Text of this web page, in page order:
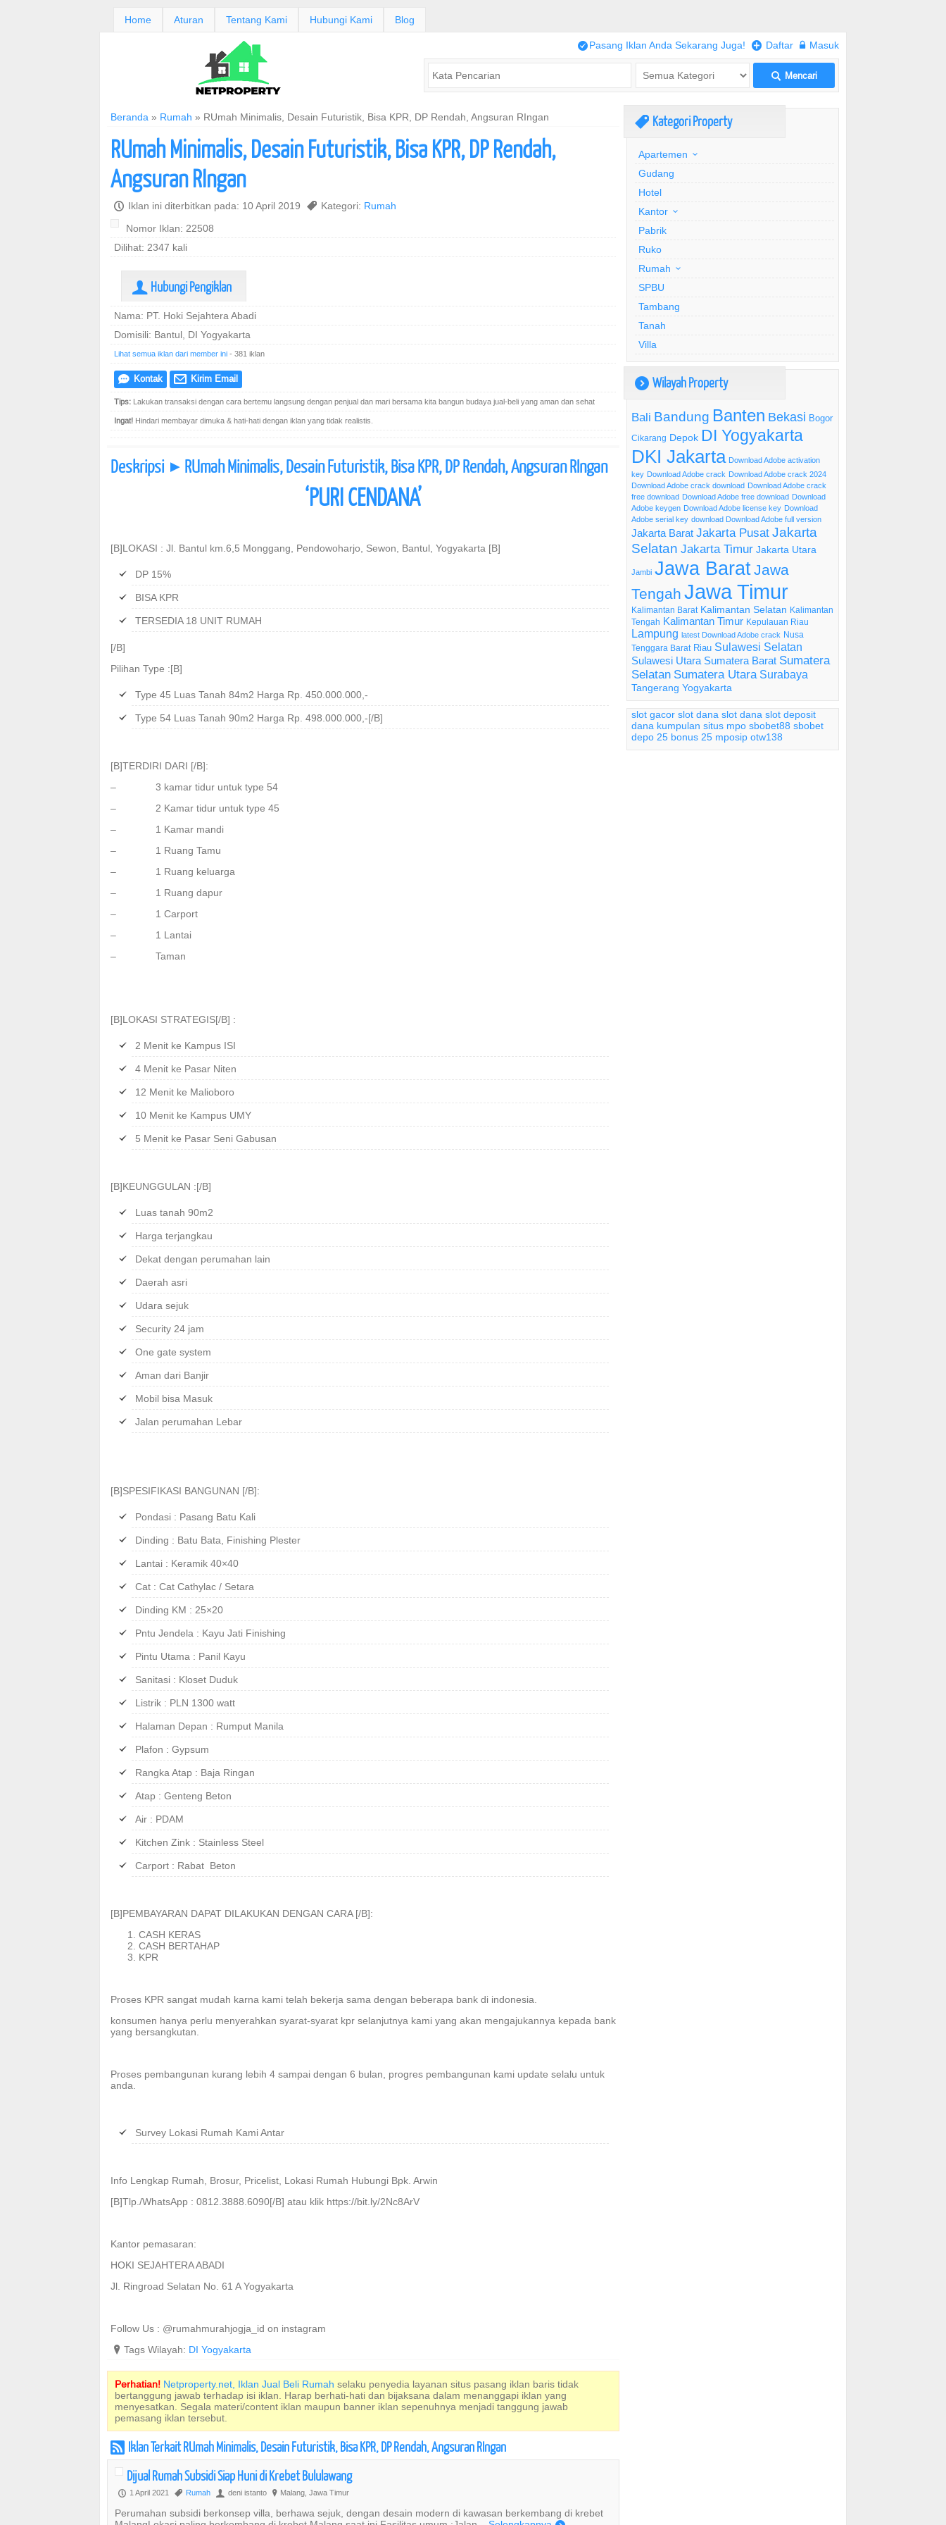
Home Aturan Tentang Kami Hubungi Kami Blog
/Pasang Iklan Anda Sekarang Juga! + Daftar w Masuk
L Mencari
Beranda » Rumah » RUmah Minimalis, Desain Futuristik, Bisa KPR, DP Rendah, Angsuran RIngan
RUmah Minimalis, Desain Futuristik, Bisa KPR, DP Rendah,
Angsuran RIngan
P Iklan ini diterbitkan pada: 10 April 2019 , Kategori: Rumah
Nomor Iklan: 22508
Dilihat: 2347 kali
U Hubungi Pengiklan
Nama: PT. Hoki Sejahtera Abadi
Domisili: Bantul, DI Yogyakarta
Lihat semua iklan dari member ini - 381 iklan
e Kontak @ Kirim Email
Tips: Lakukan transaksi dengan cara bertemu langsung dengan penjual dan mari bersama kita bangun budaya jual-beli yang aman dan sehat
Ingat! Hindari membayar dimuka & hati-hati dengan iklan yang tidak realistis.
Deskripsi ] RUmah Minimalis, Desain Futuristik, Bisa KPR, DP Rendah, Angsuran RIngan
‘PURI CENDANA’
[B]LOKASI : Jl. Bantul km.6,5 Monggang, Pendowoharjo, Sewon, Bantul, Yogyakarta [B]
DP 15%
BISA KPR
TERSEDIA 18 UNIT RUMAH
[/B]
Pilihan Type :[B]
Type 45 Luas Tanah 84m2 Harga Rp. 450.000.000,-
Type 54 Luas Tanah 90m2 Harga Rp. 498.000.000,-[/B]
[B]TERDIRI DARI [/B]:
– 3 kamar tidur untuk type 54
– 2 Kamar tidur untuk type 45
– 1 Kamar mandi
– 1 Ruang Tamu
– 1 Ruang keluarga
– 1 Ruang dapur
– 1 Carport
– 1 Lantai
– Taman
[B]LOKASI STRATEGIS[/B] :
2 Menit ke Kampus ISI
4 Menit ke Pasar Niten
12 Menit ke Malioboro
10 Menit ke Kampus UMY
5 Menit ke Pasar Seni Gabusan
[B]KEUNGGULAN :[/B]
Luas tanah 90m2
Harga terjangkau
Dekat dengan perumahan lain
Daerah asri
Udara sejuk
Security 24 jam
One gate system
Aman dari Banjir
Mobil bisa Masuk
Jalan perumahan Lebar
[B]SPESIFIKASI BANGUNAN [/B]:
Pondasi : Pasang Batu Kali
Dinding : Batu Bata, Finishing Plester
Lantai : Keramik 40×40
Cat : Cat Cathylac / Setara
Dinding KM : 25×20
Pntu Jendela : Kayu Jati Finishing
Pintu Utama : Panil Kayu
Sanitasi : Kloset Duduk
Listrik : PLN 1300 watt
Halaman Depan : Rumput Manila
Plafon : Gypsum
Rangka Atap : Baja Ringan
Atap : Genteng Beton
Air : PDAM
Kitchen Zink : Stainless Steel
Carport : Rabat Beton
[B]PEMBAYARAN DAPAT DILAKUKAN DENGAN CARA [/B]:
CASH KERAS
CASH BERTAHAP
KPR
Proses KPR sangat mudah karna kami telah bekerja sama dengan beberapa bank di indonesia.
konsumen hanya perlu menyerahkan syarat-syarat kpr selanjutnya kami yang akan mengajukannya kepada bank
yang bersangkutan.
Proses pembangunan kurang lebih 4 sampai dengan 6 bulan, progres pembangunan kami update selalu untuk
anda.
Survey Lokasi Rumah Kami Antar
Info Lengkap Rumah, Brosur, Pricelist, Lokasi Rumah Hubungi Bpk. Arwin
[B]Tlp./WhatsApp : 0812.3888.6090[/B] atau klik https://bit.ly/2Nc8ArV
Kantor pemasaran:
HOKI SEJAHTERA ABADI
Jl. Ringroad Selatan No. 61 A Yogyakarta
Follow Us : @rumahmurahjogja_id on instagram
? Tags Wilayah: DI Yogyakarta
Perhatian! Netproperty.net, Iklan Jual Beli Rumah selaku penyedia layanan situs pasang iklan baris tidak
bertanggung jawab terhadap isi iklan. Harap berhati-hati dan bijaksana dalam menanggapi iklan yang
menyesatkan. Segala materi/content iklan maupun banner iklan sepenuhnya menjadi tanggung jawab
pemasang iklan tersebut.
r Iklan Terkait RUmah Minimalis, Desain Futuristik, Bisa KPR, DP Rendah, Angsuran RIngan
Dijual Rumah Subsidi Siap Huni di Krebet Bululawang
P 1 April 2021 , Rumah U deni istanto ? Malang, Jawa Timur
Perumahan subsidi berkonsep villa, berhawa sejuk, dengan desain modern di kawasan berkembang di krebet
, Kategori Property
Apartemen
Gudang
Hotel
Kantor
Pabrik
Ruko
Rumah
SPBU
Tambang
Tanah
Villa
) Wilayah Property
Bali Bandung Banten Bekasi Bogor
Cikarang Depok DI Yogyakarta
DKI Jakarta Download Adobe activation
key Download Adobe crack Download Adobe crack 2024
Download Adobe crack download Download Adobe crack
free download Download Adobe free download Download
Adobe keygen Download Adobe license key Download
Adobe serial key download Download Adobe full version
Jakarta Barat Jakarta Pusat Jakarta
Selatan Jakarta Timur Jakarta Utara
Jambi Jawa BaratJawa
Tengah Jawa Timur
Kalimantan Barat Kalimantan Selatan Kalimantan
Tengah Kalimantan Timur Kepulauan Riau
Lampung latest Download Adobe crack Nusa
Tenggara Barat Riau Sulawesi Selatan
Sulawesi Utara Sumatera Barat Sumatera
Selatan Sumatera Utara Surabaya
Tangerang Yogyakarta
slot gacor slot dana slot dana slot deposit
dana kumpulan situs mpo sbobet88 sbobet
depo 25 bonus 25 mposip otw138